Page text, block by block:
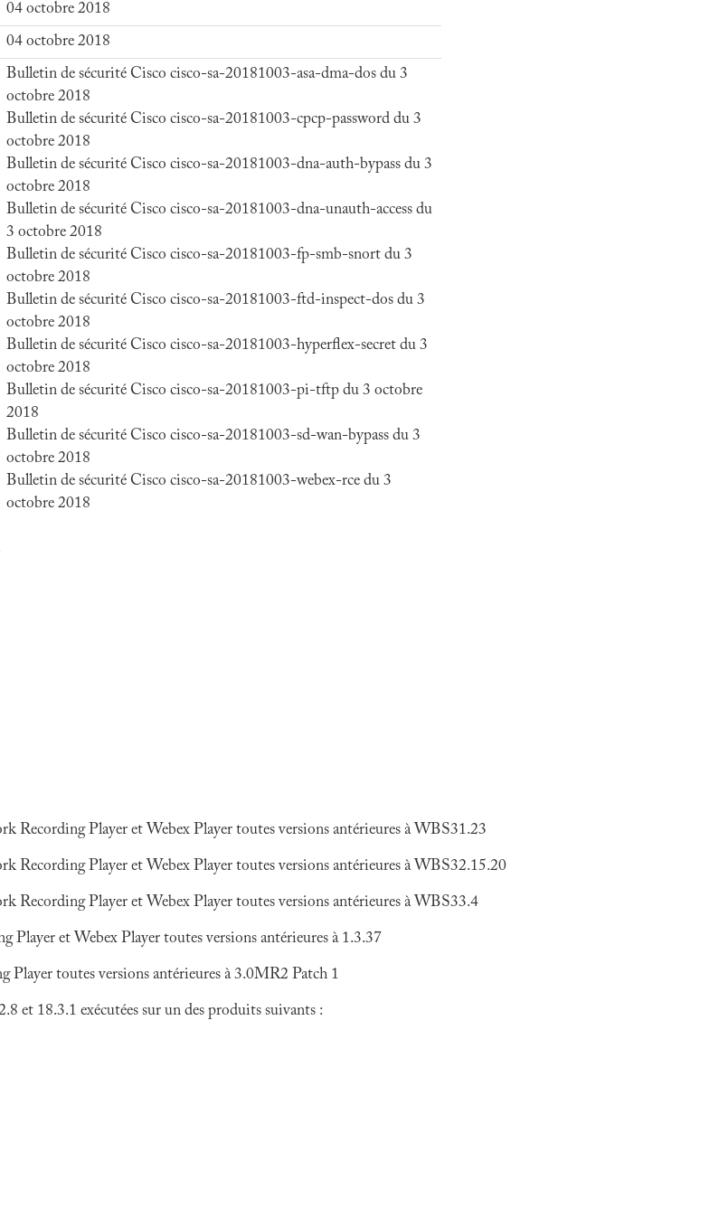
04 octobre 2018
04 octobre 2018
Bulletin de sécurité Cisco cisco-sa-20181003-asa-dma-dos du 3
octobre 2018
Bulletin de sécurité Cisco cisco-sa-20181003-cpcp-password du 3
octobre 2018
Bulletin de sécurité Cisco cisco-sa-20181003-dna-auth-bypass du 3
octobre 2018
Bulletin de sécurité Cisco cisco-sa-20181003-dna-unauth-access du
3 octobre 2018
Bulletin de sécurité Cisco cisco-sa-20181003-fp-smb-snort du 3
octobre 2018
Bulletin de sécurité Cisco cisco-sa-20181003-ftd-inspect-dos du 3
octobre 2018
Bulletin de sécurité Cisco cisco-sa-20181003-hyperflex-secret du 3
octobre 2018
Bulletin de sécurité Cisco cisco-sa-20181003-pi-tftp du 3 octobre
2018
Bulletin de sécurité Cisco cisco-sa-20181003-sd-wan-bypass du 3
octobre 2018
Bulletin de sécurité Cisco cisco-sa-20181003-webex-rce du 3
octobre 2018
Recording Player et Webex Player toutes versions antérieures à WBS31.23
Recording Player et Webex Player toutes versions antérieures à WBS32.15.20
Recording Player et Webex Player toutes versions antérieures à WBS33.4
et Webex Player toutes versions antérieures à 1.3.37
toutes versions antérieures à 3.0MR2 Patch 1
et 18.3.1 exécutées sur un des produits suivants :